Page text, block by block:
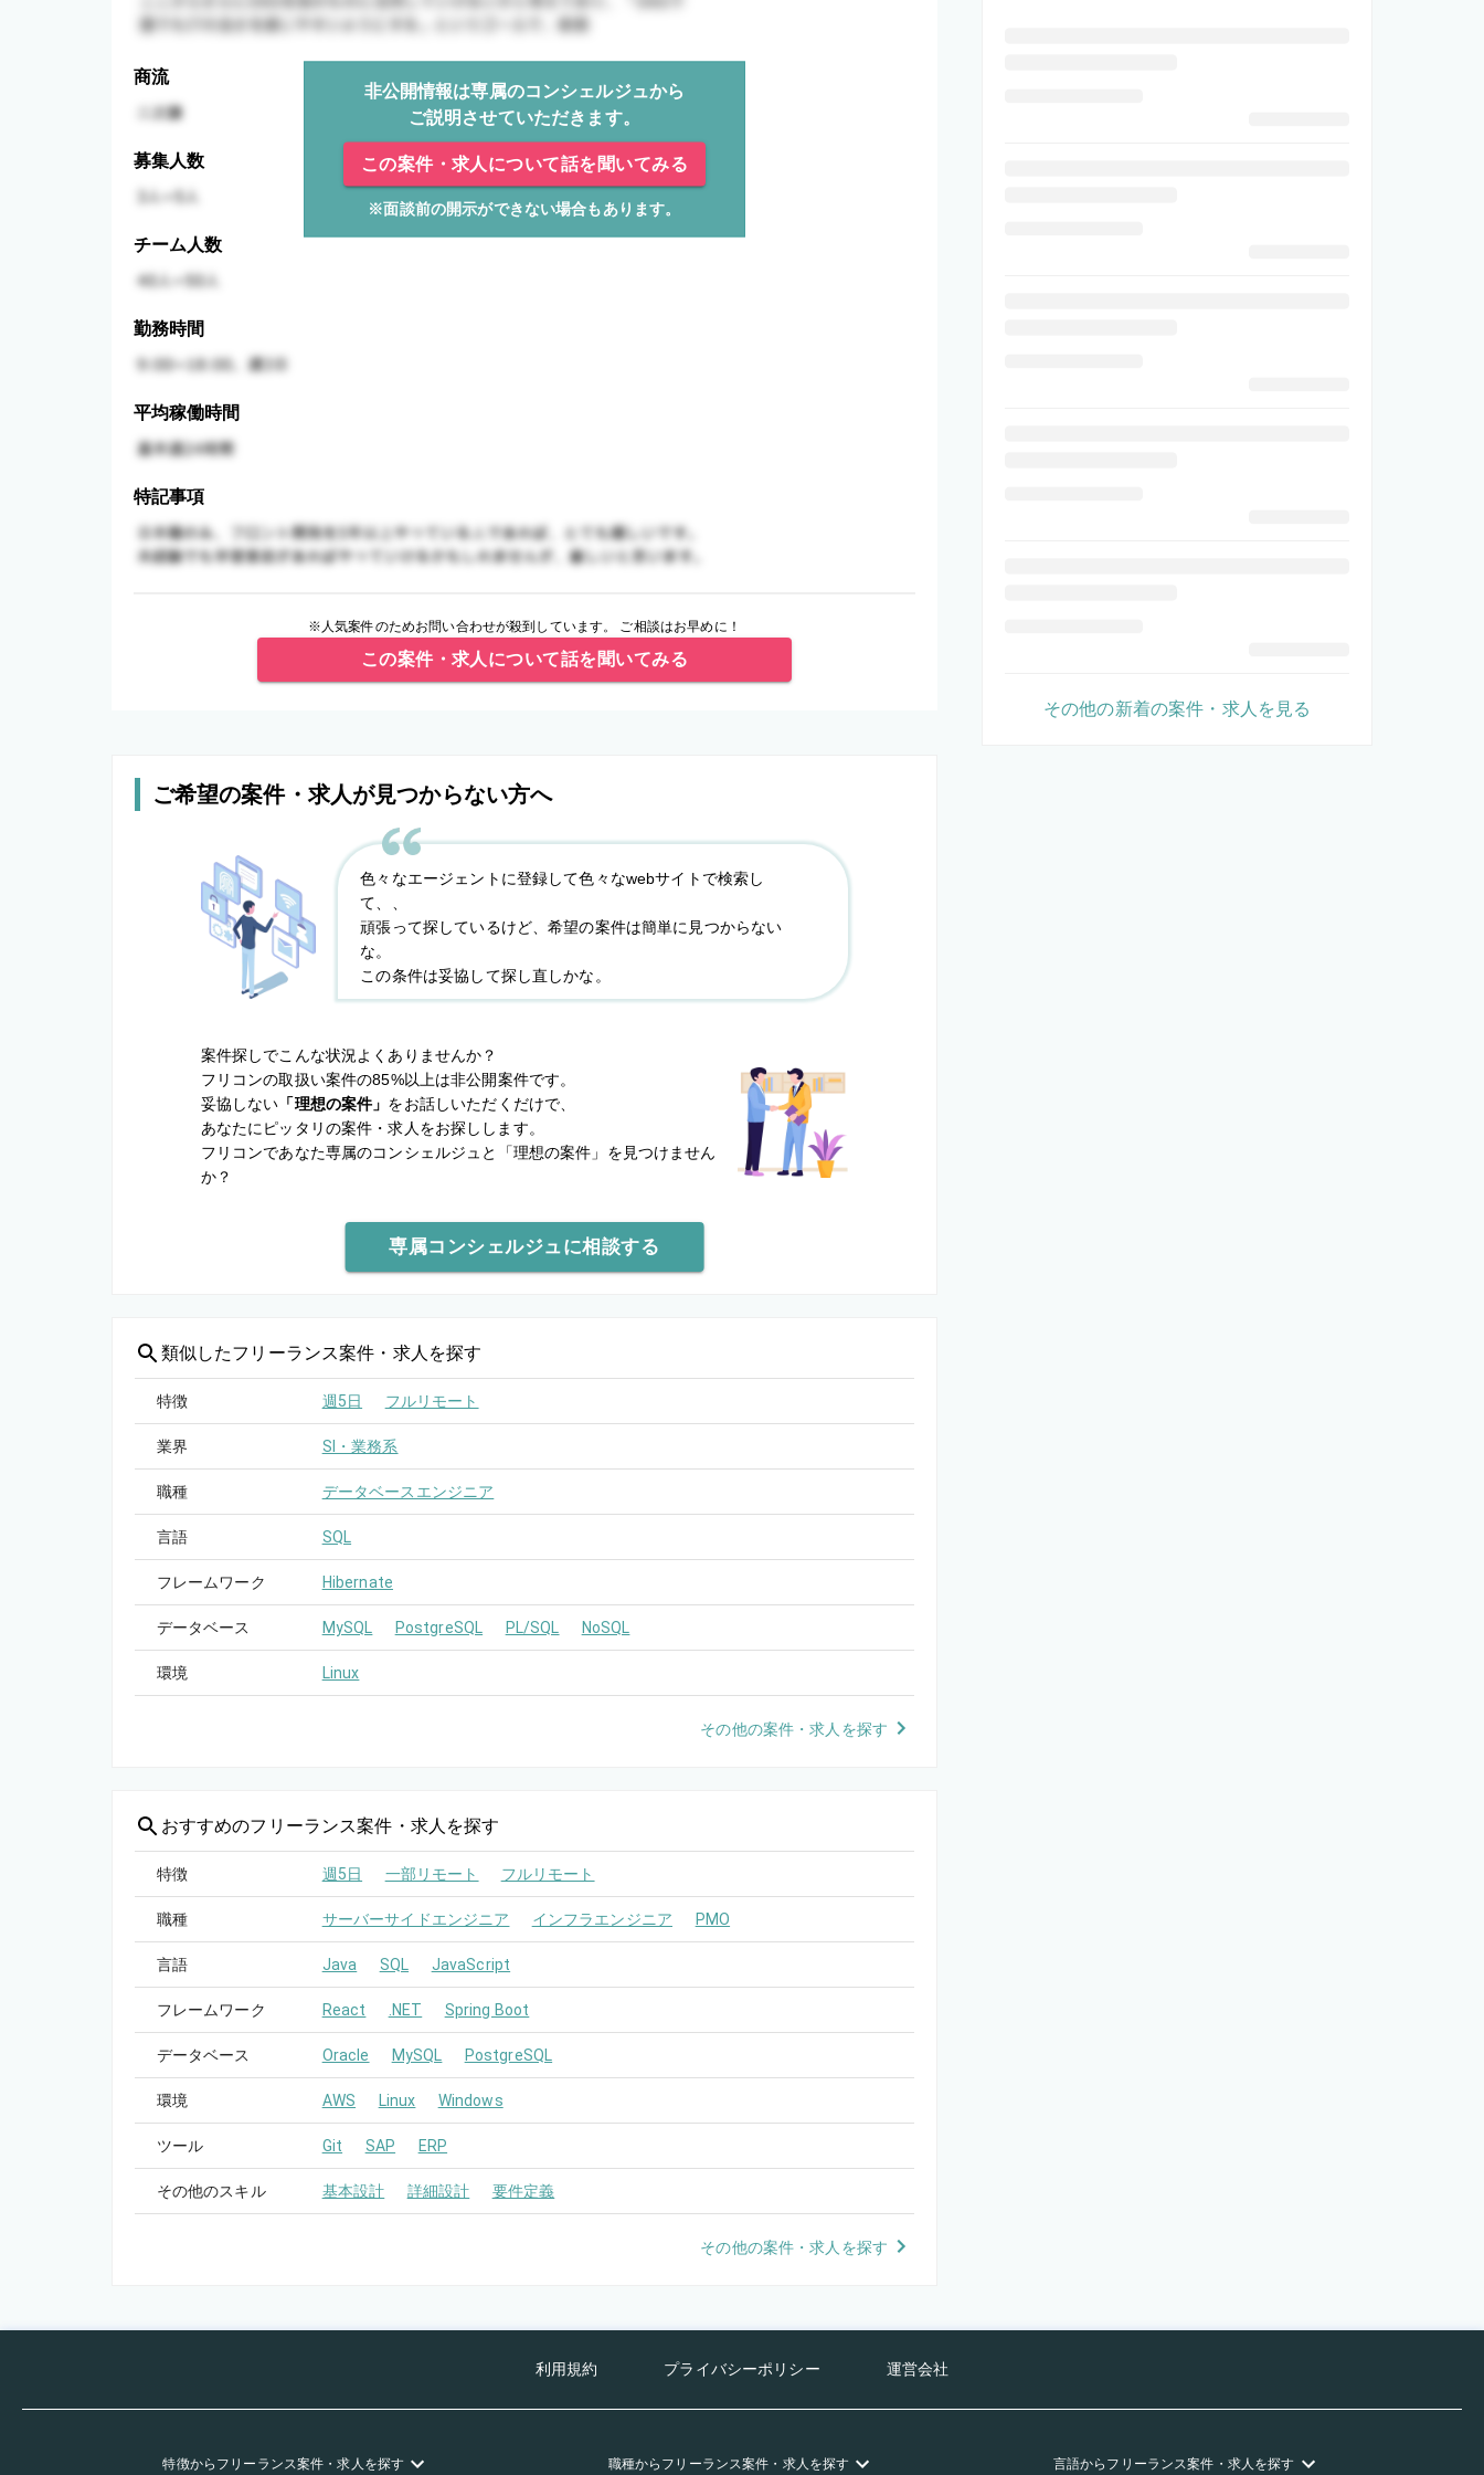
商流
非公開情報は専属のコンシェルジュから
ご説明させていただきます。
この案件・求人について話を聞いてみる
※面談前の開示ができない場合もあります。
募集人数
チーム人数
勤務時間
平均稼働時間
特記事項
※人気案件のためお問い合わせが殺到しています。 ご相談はお早めに！
この案件・求人について話を聞いてみる
ご希望の案件・求人が見つからない方へ
色々なエージェントに登録して色々なwebサイトで検索し
て、、
頑張って探しているけど、希望の案件は簡単に見つからない
な。
この条件は妥協して探し直しかな。
案件探しでこんな状況よくありませんか？
フリコンの取扱い案件の85%以上は非公開案件です。
妥協しない 「理想の案件」 をお話しいただくだけで、
あなたにピッタリの案件・求人をお探しします。
フリコンであなた専属のコンシェルジュと
「理想の案件」を見つけません
か？
専属コンシェルジュに相談する
類似したフリーランス案件・求人を探す
特徴 週5日 フルリモート
業界 SI・業務系
職種 データベースエンジニア
言語 SQL
フレームワーク Hibernate
データベース MySQL PostgreSQL PL/SQL NoSQL
環境 Linux
その他の案件・求人を探す
おすすめのフリーランス案件・求人を探す
特徴 週5日 一部リモート フルリモート
職種 サーバーサイドエンジニア インフラエンジニア PMO
言語 Java SQL JavaScript
フレームワーク React .NET Spring Boot
データベース Oracle MySQL PostgreSQL
環境 AWS Linux Windows
ツール Git SAP ERP
その他のスキル 基本設計 詳細設計 要件定義
その他の案件・求人を探す
その他の新着の案件・求人を見る
利用規約 プライバシーポリシー 運営会社
特徴からフリーランス案件・求人を探す 職種からフリーランス案件・求人を探す 言語からフリーランス案件・求人を探す